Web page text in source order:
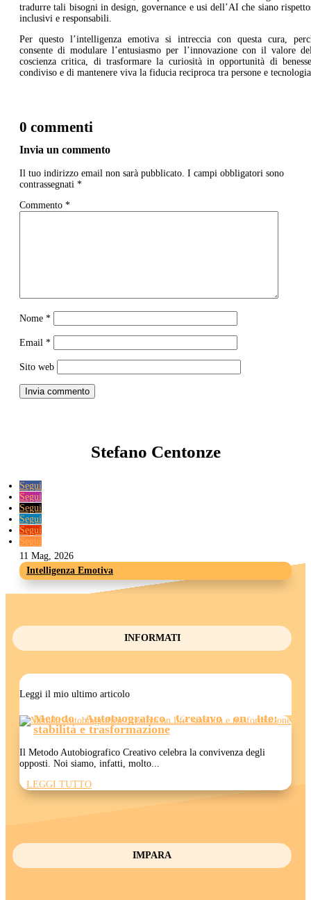
tradurre tali bisogni in design, governance e usi dell’AI che siano
inclusivi e responsabili.
Per questo l’intelligenza emotiva si intreccia con questa cura,
consente di modulare l’entusiasmo per l’innovazione con il valore
coscienza critica, di trasformare la curiosità in opportunità di
condiviso e di mantenere viva la fiducia reciproca tra persone e
0 commenti
Invia un commento
Il tuo indirizzo email non sarà pubblicato. I campi obbligatori sono
contrassegnati *
Commento *
Nome *
Email *
Sito web
Invia commento
Stefano Centonze
Segui
Segui
Segui
Segui
Segui
Segui
11 Mag, 2026
Intelligenza Emotiva
INFORMATI
Leggi il mio ultimo articolo
Metodo Autobiografico Creativo on life:
stabilità e trasformazione
Il Metodo Autobiografico Creativo celebra la convivenza degli
opposti. Noi siamo, infatti, molto...
LEGGI TUTTO
IMPARA